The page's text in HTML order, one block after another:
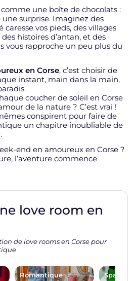
comme une boîte de chocolats :
surprise. Imaginez des
caresse vos pieds, des villages
histoires d’antan, et des
vous rapproche un peu plus du
en Corse, c’est choisir de
instant, main dans la main,
coucher de soleil en Corse
de la nature ? C’est vrai !
conspirent pour faire de
un chapitre inoubliable de
end en amoureux en Corse ?
l’aventure commence
love room en
de love rooms en Corse pour
Romantique Spa,